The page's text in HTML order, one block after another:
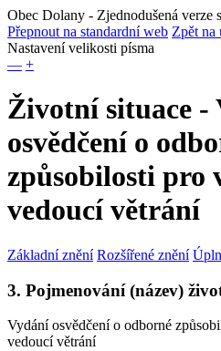
Obec Dolany - Zjednodušená verze
Přepnout na standardní web Zpět na
Nastavení velikosti písma
— +
Životní situace -
osvědčení o
způsobilosti pro
vedoucí větrání
Základní znění Rozšířené znění
3. Pojmenování (název)
Vydání osvědčení o odborné
vedoucí větrání